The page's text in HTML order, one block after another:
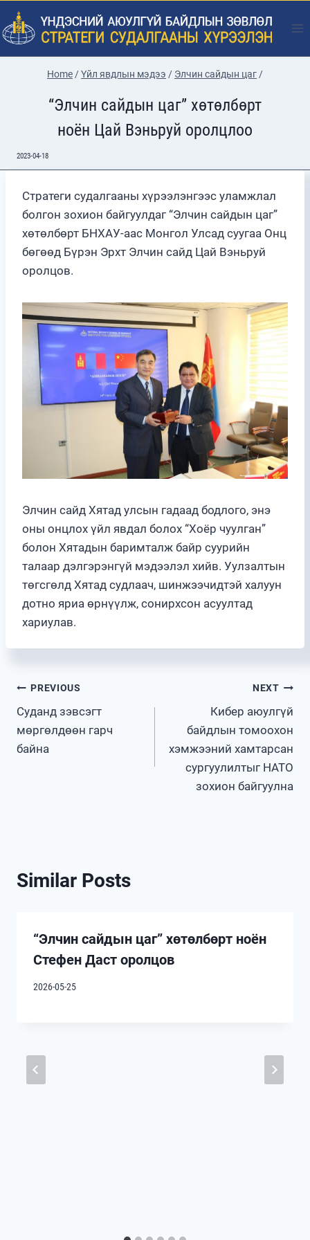
Skip
to
content
Home/Үйл явдлын мэдээ / Элчин сайдын цаг/
“Элчин сайдын цаг” хөтөлбөрт
ноён Цай Вэньруй оролцлоо
2023-04-18
Стратеги судалгааны хүрээлэнгээс уламжлал
болгон зохион байгуулдаг “Элчин сайдын цаг”
хөтөлбөрт БНХАУ-аас Монгол Улсад суугаа Онц
бөгөөд Бүрэн Эрхт Элчин сайд Цай Вэньруй
оролцов.
Элчин сайд Хятад улсын гадаад бодлого, энэ
оны онцлох үйл явдал болох “Хоёр чуулган”
болон Хятадын баримталж байр суурийн
талаар дэлгэрэнгүй мэдээлэл хийв. Уулзалтын
төгсгөлд Хятад судлаач, шинжээчидтэй халуун
дотно яриа өрнүүлж, сонирхсон асуултад
хариулав.
Post
navigation
PREVIOUS
Cуданд зэвсэгт
мөргөлдөөн гарч
байна
NEXT
Кибер аюулгүй
байдлын томоохон
хэмжээний хамтарсан
сургуулилтыг НАТО
зохион байгуулна
Similar Posts
“Элчин сайдын цаг” хөтөлбөрт ноён
Стефен Даст оролцов
2026-05-25